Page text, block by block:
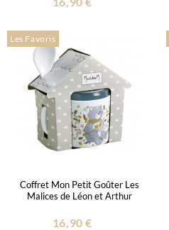
Les Favoris
Coffret Mon Petit Goûter Les
Malices de Léon et Arthur
16,90 €